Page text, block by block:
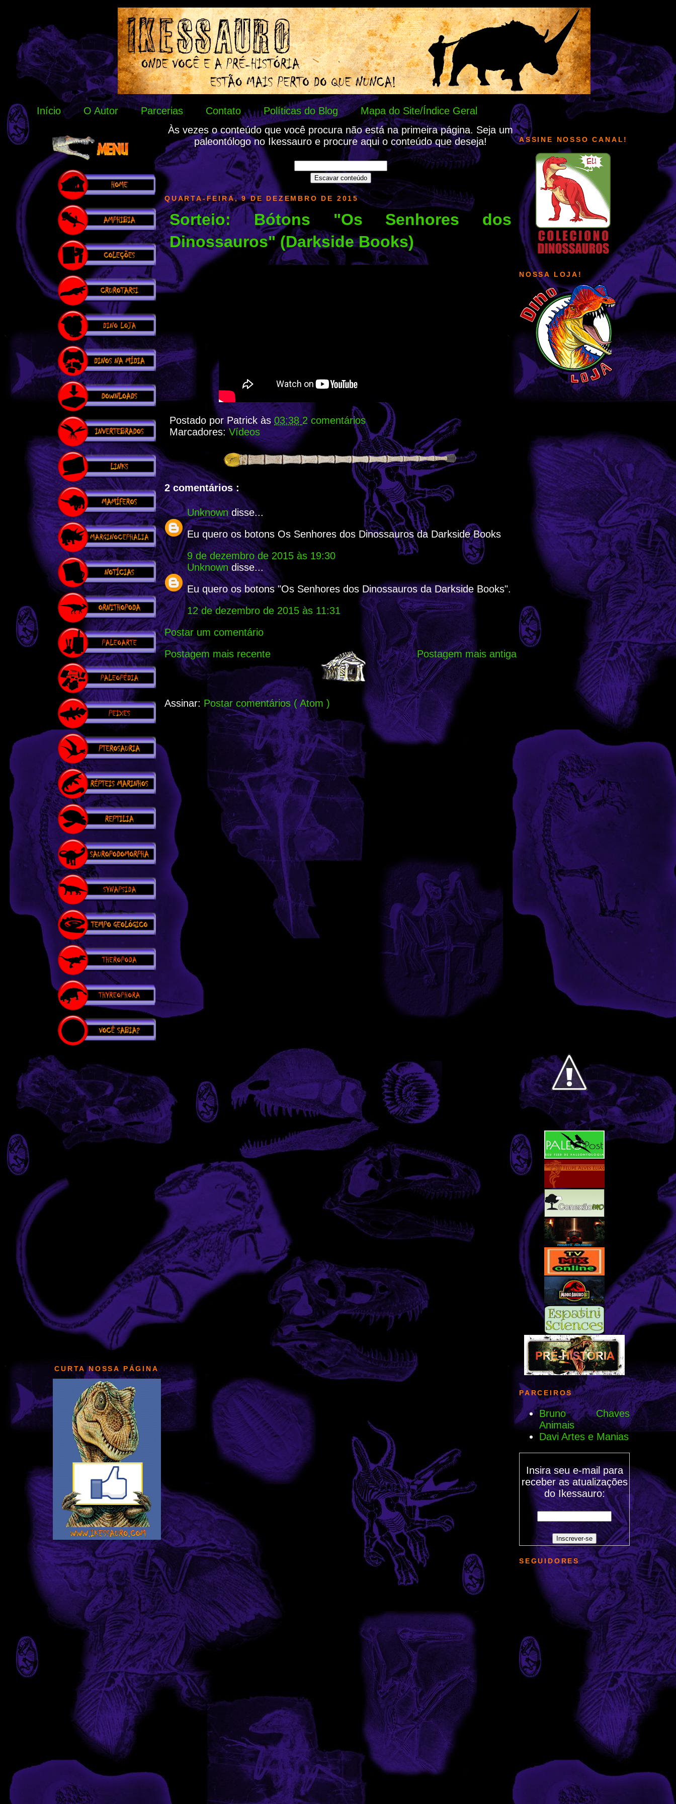
Início O Autor Parcerias Contato Políticas do Blog Mapa do Site/Índice Geral
CURTA NOSSA PÁGINA
Às vezes o conteúdo que você procura não está na primeira página. Seja um
paleontólogo no Ikessauro e procure aqui o conteúdo que deseja!
QUARTA-FEIRA, 9 DE DEZEMBRO DE 2015
Sorteio: Bótons "Os Senhores dos
Dinossauros" (Darkside Books)
Postado por Patrick às 03:38 2 comentários
Marcadores:Vídeos
2 comentários :
Unknowndisse...
Eu quero os botons Os Senhores dos Dinossauros da Darkside Books
9 de dezembro de 2015 às 19:30
Unknowndisse...
Eu quero os botons "Os Senhores dos Dinossauros da Darkside Books".
12 de dezembro de 2015 às 11:31
Postar um comentário
Postagem mais recente
Postagem mais antiga
Assinar: Postar comentários ( Atom )
ASSINE NOSSO CANAL!
NOSSA LOJA!
PARCEIROS
Bruno Chaves
Animais
Davi Artes e Manias
Insira seu e-mail para
receber as atualizações
do Ikessauro:
SEGUIDORES